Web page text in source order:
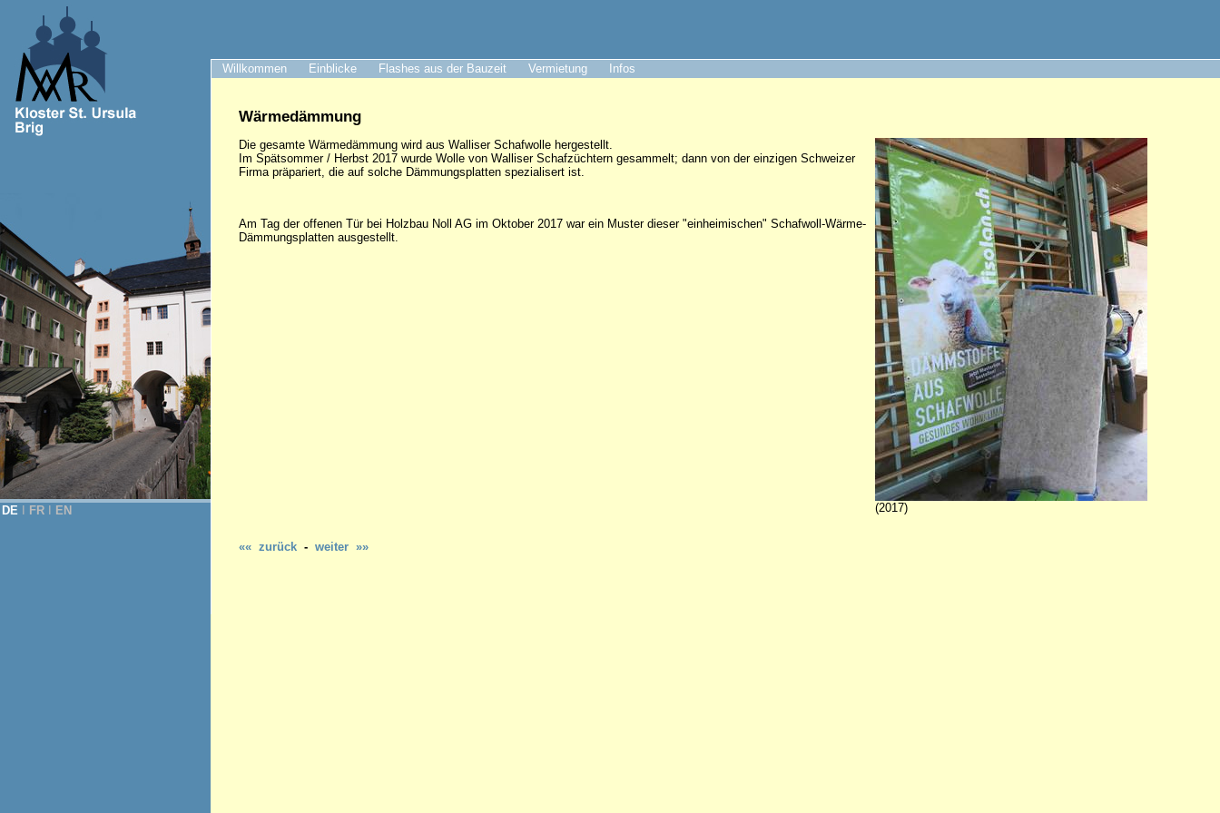
Willkommen Einblicke Flashes aus der Bauzeit Vermietung Infos
DE FR EN
Wärmedämmung
(2017)
Die gesamte Wärmedämmung wird aus Walliser Schafwolle hergestellt.
Im Spätsommer / Herbst 2017 wurde Wolle von Walliser Schafzüchtern gesammelt; dann von der einzigen Schweizer
Firma präpariert, die auf solche Dämmungsplatten spezialisert ist.
Am Tag der offenen Tür bei Holzbau Noll AG im Oktober 2017 war ein Muster dieser "einheimischen" Schafwoll-Wärme-
Dämmungsplatten ausgestellt.
«« zurück - weiter »»